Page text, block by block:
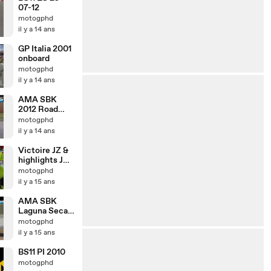
07-12
motogphd
il y a 14 ans
GP Italia 2001
onboard
motogphd
il y a 14 ans
AMA SBK
2012 Road
Atlanta Big
Kahuna race1
motogphd
il y a 14 ans
Victoire JZ &
highlights JPN
2011
motogphd
il y a 15 ans
AMA SBK
Laguna Seca
2011
5lapsfinish Fr
motogphd
il y a 15 ans
BS11 PI 2010
motogphd